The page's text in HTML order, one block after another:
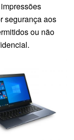
segurança aos
ou não